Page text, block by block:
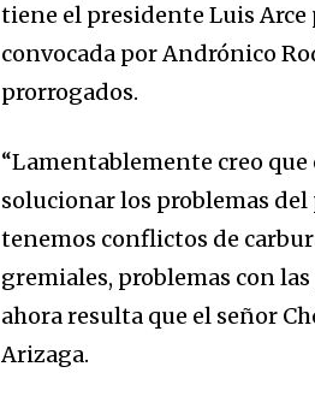
tiene el presidente Luis Arce
convocada por Andrónico
prorrogados.
“Lamentablemente creo
solucionar los problemas
tenemos conflictos de
gremiales, problemas con
ahora resulta que el señor
Arizaga.